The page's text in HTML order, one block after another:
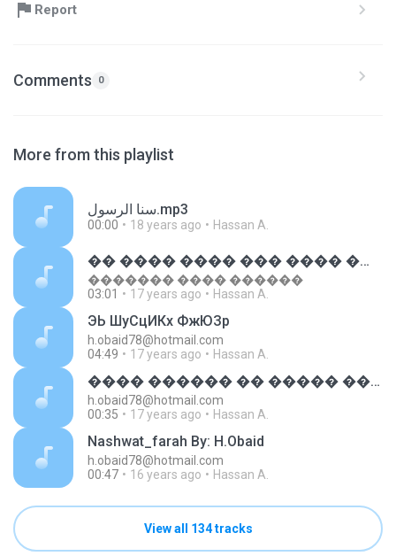
Report
Comments 0
More from this playlist
سنا الرسول.mp3
00:00 18 years ago Hassan A.
�� ���� ���� ��� ���� ������ �
������� ���� ������
03:01
17 years ago Hassan A.
ЭЬ ШуСцИКх ФжЮЗр
h.obaid78@hotmail.com
04:49
17 years ago Hassan A.
���� ������ �� ����� ����
h.obaid78@hotmail.com
00:35
17 years ago Hassan A.
Nashwat_farah By: H.Obaid
h.obaid78@hotmail.com
00:47
16 years ago Hassan A.
View all 134 tracks